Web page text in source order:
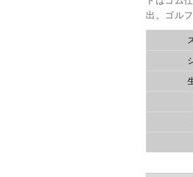
出。ゴル